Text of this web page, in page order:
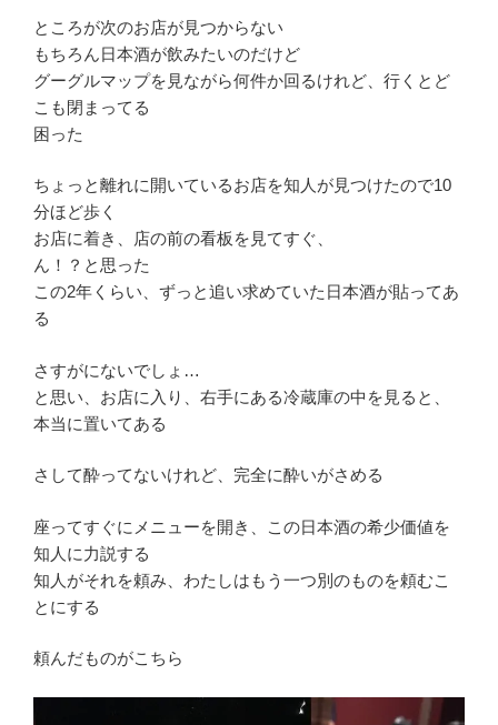
ところが次のお店が見つからない
もちろん日本酒が飲みたいのだけど
グーグルマップを見ながら何件か回るけれど、行くとど
こも閉まってる
困った
ちょっと離れに開いているお店を知人が見つけたので10
分ほど歩く
お店に着き、店の前の看板を見てすぐ、
ん！？と思った
この2年くらい、ずっと追い求めていた日本酒が貼ってあ
る
さすがにないでしょ…
と思い、お店に入り、右手にある冷蔵庫の中を見ると、
本当に置いてある
さして酔ってないけれど、完全に酔いがさめる
座ってすぐにメニューを開き、この日本酒の希少価値を
知人に力説する
知人がそれを頼み、わたしはもう一つ別のものを頼むこ
とにする
頼んだものがこちら